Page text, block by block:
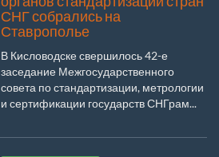
СНГ собрались на
Ставрополье
В Кисловодске свершилось 42-е
заседание Межгосударственного
совета по стандартизации, метрологии
и сертификации государств СНГрам...